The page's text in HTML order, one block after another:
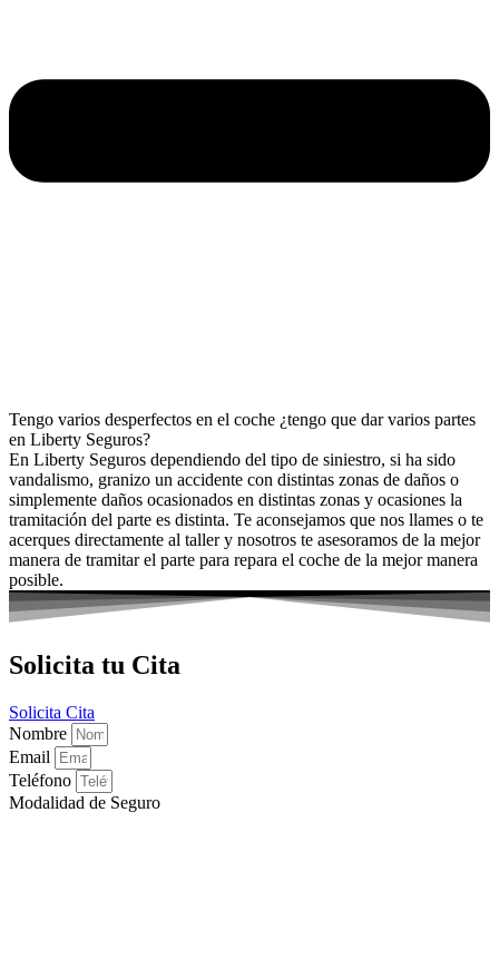
Tengo varios desperfectos en el coche ¿tengo que dar varios partes
en Liberty Seguros?
En Liberty Seguros dependiendo del tipo de siniestro, si ha sido
vandalismo, granizo un accidente con distintas zonas de daños o
simplemente daños ocasionados en distintas zonas y ocasiones la
tramitación del parte es distinta. Te aconsejamos que nos llames o te
acerques directamente al taller y nosotros te asesoramos de la mejor
manera de tramitar el parte para repara el coche de la mejor manera
posible.
Solicita tu Cita
Solicita Cita
Nombre
Email
Teléfono
Modalidad de Seguro